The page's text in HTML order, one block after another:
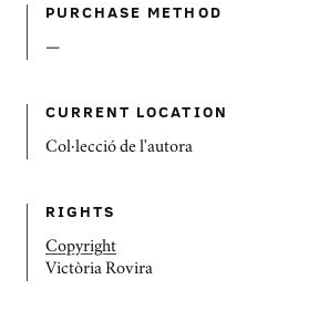
PURCHASE METHOD
—
CURRENT LOCATION
Col·lecció de l'autora
RIGHTS
Copyright
Victòria Rovira